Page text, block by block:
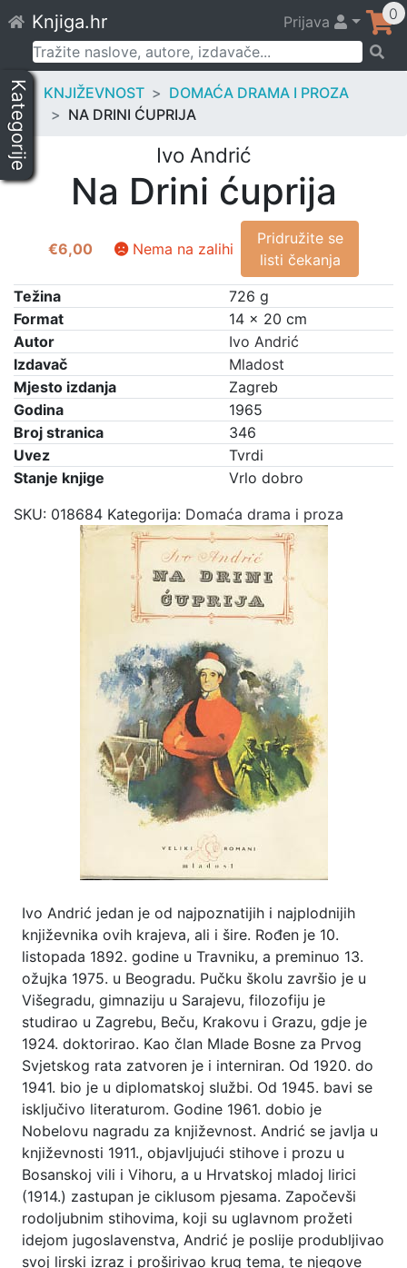
to
content
Knjiga.hr Prijava 0
Pretraži:
Kategorije KNJIŽEVNOST
DOMAĆA DRAMA I PROZA
NA DRINI ĆUPRIJA
Ivo Andrić
Na Drini ćuprija
€6,00 Nema na zalihi
Pridružite se
listi čekanja
Težina
726 g
Format
14 × 20 cm
Autor
Ivo Andrić
Izdavač
Mladost
Mjesto izdanja
Zagreb
Godina
1965
Broj stranica
346
Uvez
Tvrdi
Stanje knjige
Vrlo dobro
SKU: 018684 Kategorija: Domaća drama i proza
Ivo Andrić jedan je od najpoznatijih i najplodnijih
književnika ovih krajeva, ali i šire. Rođen je 10.
listopada 1892. godine u Travniku, a preminuo 13.
ožujka 1975. u Beogradu. Pučku školu završio je u
Višegradu, gimnaziju u Sarajevu, filozofiju je
studirao u Zagrebu, Beču, Krakovu i Grazu, gdje je
1924. doktorirao. Kao član Mlade Bosne za Prvog
Svjetskog rata zatvoren je i interniran. Od 1920. do
1941. bio je u diplomatskoj službi. Od 1945. bavi se
isključivo literaturom. Godine 1961. dobio je
Nobelovu nagradu za književnost. Andrić se javlja u
književnosti 1911., objavljujući stihove i prozu u
Bosanskoj vili i Vihoru, a u Hrvatskoj mladoj lirici
(1914.) zastupan je ciklusom pjesama. Započevši
rodoljubnim stihovima, koji su uglavnom prožeti
idejom jugoslavenstva, Andrić je poslije produbljivao
svoj lirski izraz i proširivao krug tema, te njegove